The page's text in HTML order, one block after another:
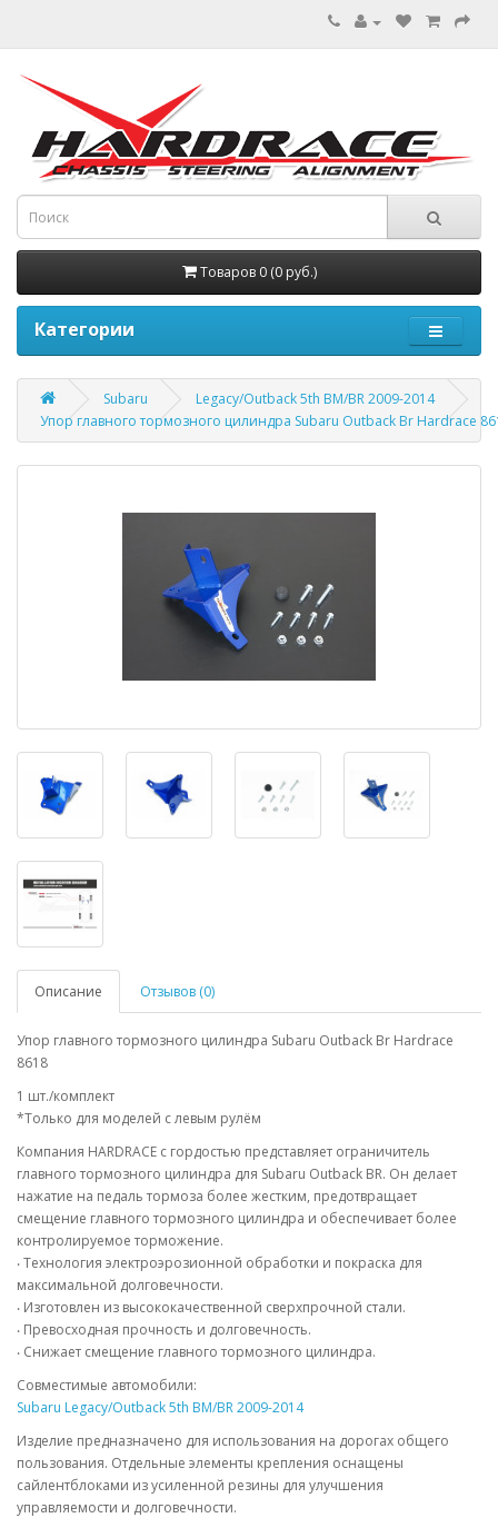
Товаров 0 (0 руб.)
Категории
Subaru
Legacy/Outback 5th BM/BR 2009-2014
Упор главного тормозного цилиндра Subaru Outback Br Hardrace
Описание Отзывов (0)
Упор главного тормозного цилиндра Subaru Outback Br Hardrace
8618
1 шт./комплект
*Только для моделей с левым рулём
Компания HARDRACE с гордостью представляет ограничитель
главного тормозного цилиндра для Subaru Outback BR. Он делает
нажатие на педаль тормоза более жестким, предотвращает
смещение главного тормозного цилиндра и обеспечивает более
контролируемое торможение.
‧ Технология электроэрозионной обработки и покраска для
максимальной долговечности.
‧ Изготовлен из высококачественной сверхпрочной стали.
‧ Превосходная прочность и долговечность.
‧ Снижает смещение главного тормозного цилиндра.
Совместимые автомобили:
Subaru Legacy/Outback 5th BM/BR 2009-2014
Изделие предназначено для использования на дорогах общего
пользования. Отдельные элементы крепления оснащены
сайлентблоками из усиленной резины для улучшения
управляемости и долговечности.